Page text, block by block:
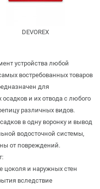
DEVOREX
устройства любой
востребованных товаров
для
и их отвода с любого
различных видов.
в одну воронку и вывод
водосточной системы,
от повреждений.
цоколя и наружных стен
вследствие